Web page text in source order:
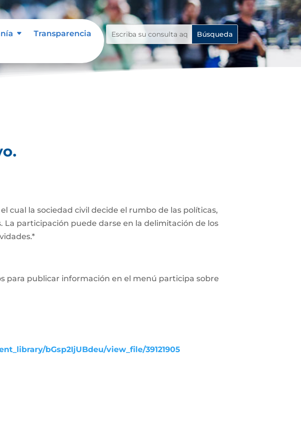
Transparencia
cual la sociedad civil decide el rumbo de las políticas,
participación puede darse en la delimitación de los
para publicar información en el menú participa sobre
bGsp2IjUBdeu/view_file/39121905